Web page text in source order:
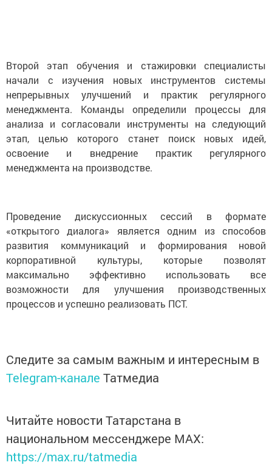
Второй этап обучения и стажировки специалисты
начали с изучения новых инструментов системы
непрерывных улучшений и практик регулярного
менеджмента. Команды определили процессы для
анализа и согласовали инструменты на следующий
этап, целью которого станет поиск новых идей,
освоение и внедрение практик регулярного
менеджмента на производстве.
Проведение дискуссионных сессий в формате
«открытого диалога» является одним из способов
развития коммуникаций и формирования новой
корпоративной культуры, которые позволят
максимально эффективно использовать все
возможности для улучшения производственных
процессов и успешно реализовать ПСТ.
Следите за самым важным и интересным в
Telegram-канале Татмедиа
Читайте новости Татарстана в
национальном мессенджере MАХ:
https://max.ru/tatmedia